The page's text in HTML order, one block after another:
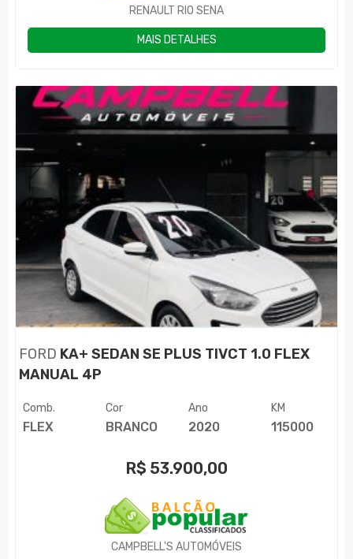
RENAULT RIO SENA
MAIS DETALHES
FORD KA+ SEDAN SE PLUS TIVCT 1.0 FLEX
MANUAL 4P
Comb.
FLEX
Cor
BRANCO
Ano
2020
KM
115000
R$ 53.900,00
CAMPBELL'S AUTOMÓVEIS